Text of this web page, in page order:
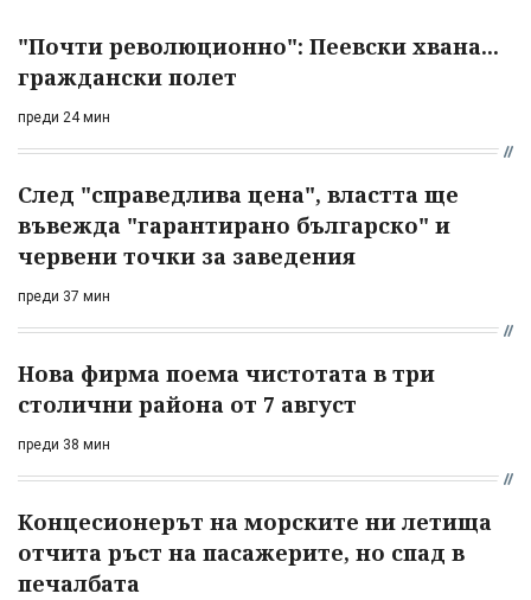
"Почти революционно": Пеевски хвана...
граждански полет
преди 24 мин
След "справедлива цена", властта ще
въвежда "гарантирано българско" и
червени точки за заведения
преди 37 мин
Нова фирма поема чистотата в три
столични района от 7 август
преди 38 мин
Концесионерът на морските ни летища
отчита ръст на пасажерите, но спад в
печалбата